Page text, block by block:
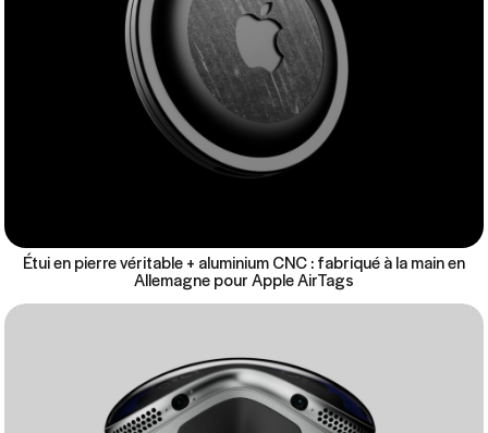
Étui en pierre véritable + aluminium CNC : fabriqué à la main en
Allemagne pour Apple AirTags